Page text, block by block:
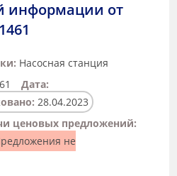
информации от
Насосная станция
Дата:
28.04.2023
ценовых предложений:
не